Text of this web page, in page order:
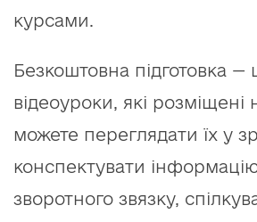
курсами.
Безкоштовна підготовка —
відеоуроки, які розміщені
можете переглядати їх у
конспектувати
зворотного звязку,